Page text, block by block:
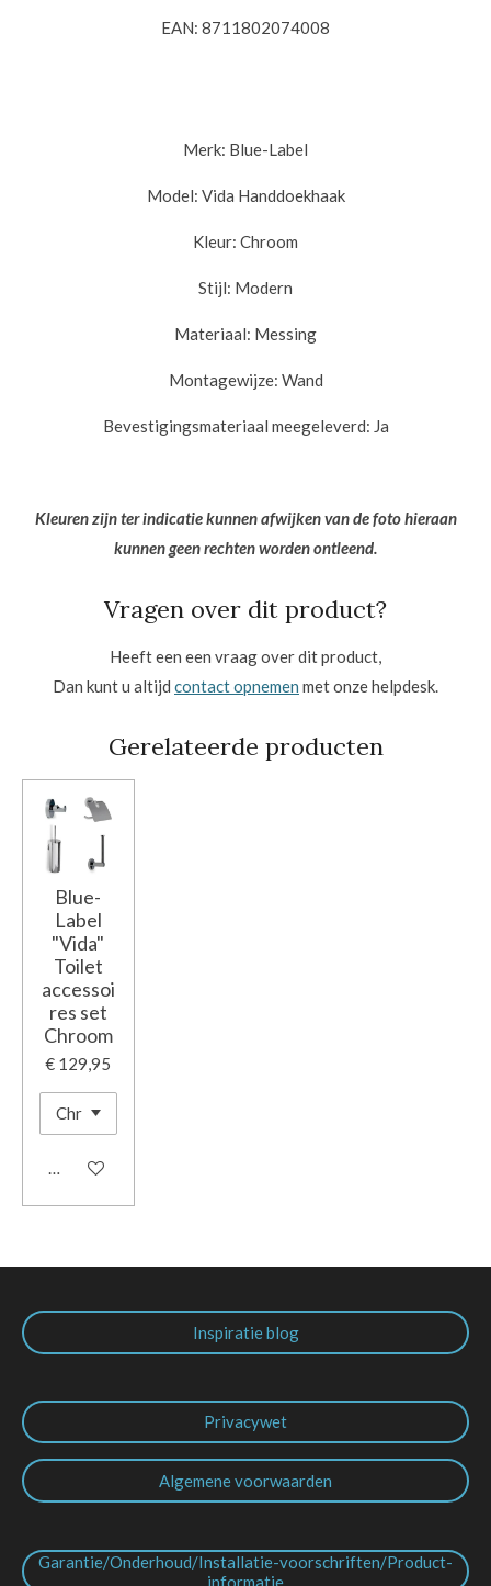
EAN: 8711802074008
Merk: Blue-Label
Model: Vida Handdoekhaak
Kleur: Chroom
Stijl: Modern
Materiaal: Messing
Montagewijze: Wand
Bevestigingsmateriaal meegeleverd: Ja
Kleuren zijn ter indicatie kunnen afwijken van de foto hieraan
kunnengeen rechten worden ontleend.
Vragen over dit product?
Heeft een een vraag over dit product,
Dan kunt u altijd contact opnemen met onze helpdesk.
Gerelateerde producten
Blue-
Label
"Vida"
Toilet
accessoi
res set
Chroom
€ 129,95
In winkelwagen
Inspiratie blog
Privacywet
Algemene voorwaarden
Garantie/Onderhoud/Installatie-voorschriften/Product-
informatie